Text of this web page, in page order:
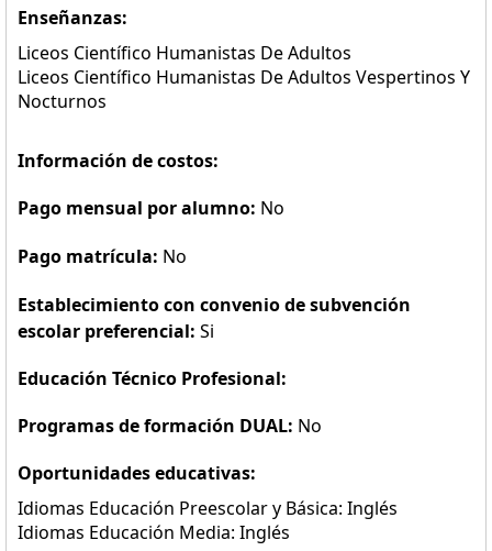
Enseñanzas:
Liceos Científico Humanistas De Adultos
Liceos Científico Humanistas De Adultos Vespertinos Y
Nocturnos
Información de costos:
Pago mensual por alumno: No
Pago matrícula: No
Establecimiento con convenio de subvención
escolar preferencial: Si
Educación Técnico Profesional:
Programas de formación DUAL: No
Oportunidades educativas:
Idiomas Educación Preescolar y Básica: Inglés
Idiomas Educación Media: Inglés